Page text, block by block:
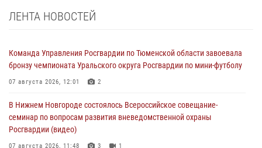
ЛЕНТА НОВОСТЕЙ
Команда Управления Росгвардии по Тюменской области завоевала
бронзу чемпионата Уральского округа Росгвардии по мини-футболу
07 августа 2026, 12:01 2
В Нижнем Новгороде состоялось Всероссийское совещание-
семинар по вопросам развития вневедомственной охраны
Росгвардии (видео)
07 августа 2026, 11:48 3 1